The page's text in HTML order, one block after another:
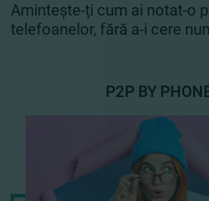
Amintește-ți cum ai notat-o
telefoanelor, fără a-i cere
P2P BY